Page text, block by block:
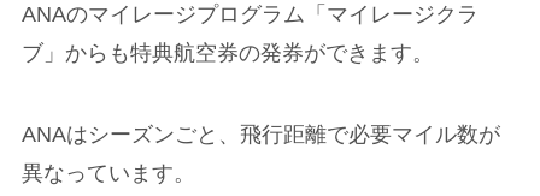
ANAのマイレージプログラム「マイレージクラ
ブ」からも特典航空券の発券ができます。
ANAはシーズンごと、飛行距離で必要マイル数が
異なっています。